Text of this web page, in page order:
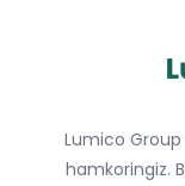
Lumico
hamkoringiz.